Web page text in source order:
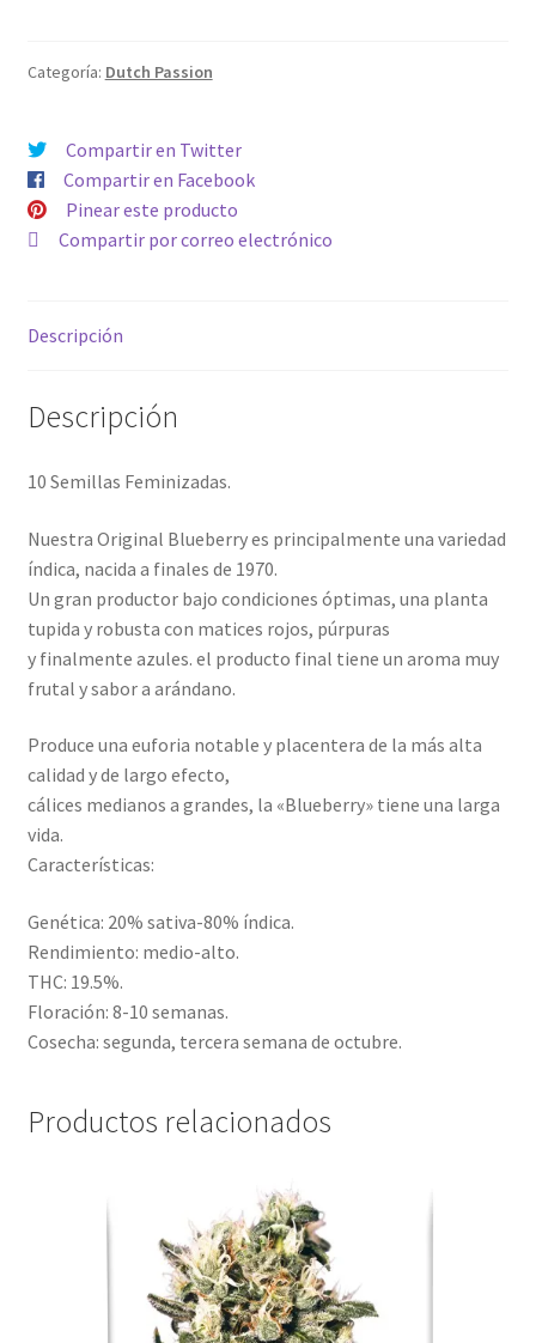
Categoría: Dutch Passion
Compartir en Twitter
Compartir en Facebook
Pinear este producto
Compartir por correo electrónico
Descripción
Descripción
10 Semillas Feminizadas.
Nuestra Original Blueberry es principalmente una variedad
índica, nacida a finales de 1970.
Un gran productor bajo condiciones óptimas, una planta
tupida y robusta con matices rojos, púrpuras
y finalmente azules. el producto final tiene un aroma muy
frutal y sabor a arándano.
Produce una euforia notable y placentera de la más alta
calidad y de largo efecto,
cálices medianos a grandes, la «Blueberry» tiene una larga
vida.
Características:
Genética: 20% sativa-80% índica.
Rendimiento: medio-alto.
THC: 19.5%.
Floración: 8-10 semanas.
Cosecha: segunda, tercera semana de octubre.
Productos relacionados